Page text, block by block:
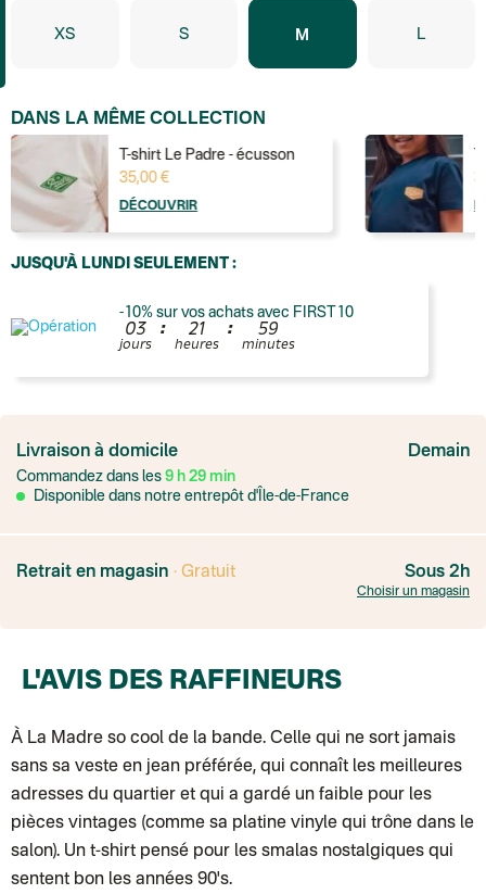
XS S M L
DANS LA MÊME COLLECTION
T-shirt Le Padre - écusson
35,00 €
DÉCOUVRIR
JUSQU'À LUNDI SEULEMENT :
-10% sur vos achats avec FIRST10
03
jours
: 21
heures
: 59
minutes
Colissimo suivi
Point relais rapide
Transport Express
Lettre prioritaire
Livraison TNT (expédition par Salty design )
Point relais Express (commerçant ou bureau de poste) : Point
Point relais Standard
Colissimo suivi (expédition partenaire)
Colissimo suivi (envoi partenaire)
Test dropshipping
Colissimo suivi (expédition Soundivine)
Colissimo suivi (expédition Juste un arbre)
Colissimo suivi (expédition Cheer Moda)
Lettre suivie (expédition Merci Maman)
Colissimo suivi (expédition June & Jane)
Livraison à domicile Demain
Commandez dans les 9 h 29 min
Disponible dans notre entrepôt d'Île-de-France
Retrait en magasin · Gratuit Sous 2h
Choisir un magasin
L'AVIS DES RAFFINEURS
À La Madre so cool de la bande. Celle qui ne sort jamais
sans sa veste en jean préférée, qui connaît les meilleures
adresses du quartier et qui a gardé un faible pour les
pièces vintages (comme sa platine vinyle qui trône dans le
salon). Un t-shirt pensé pour les smalas nostalgiques qui
sentent bon les années 90's.